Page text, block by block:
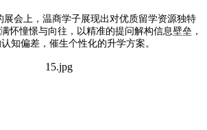
展会上，温商学子展现出对优质留学资源独特
怀憧憬与向往，以精准的提问解构信息壁垒，
知偏差，催生个性化的升学方案。